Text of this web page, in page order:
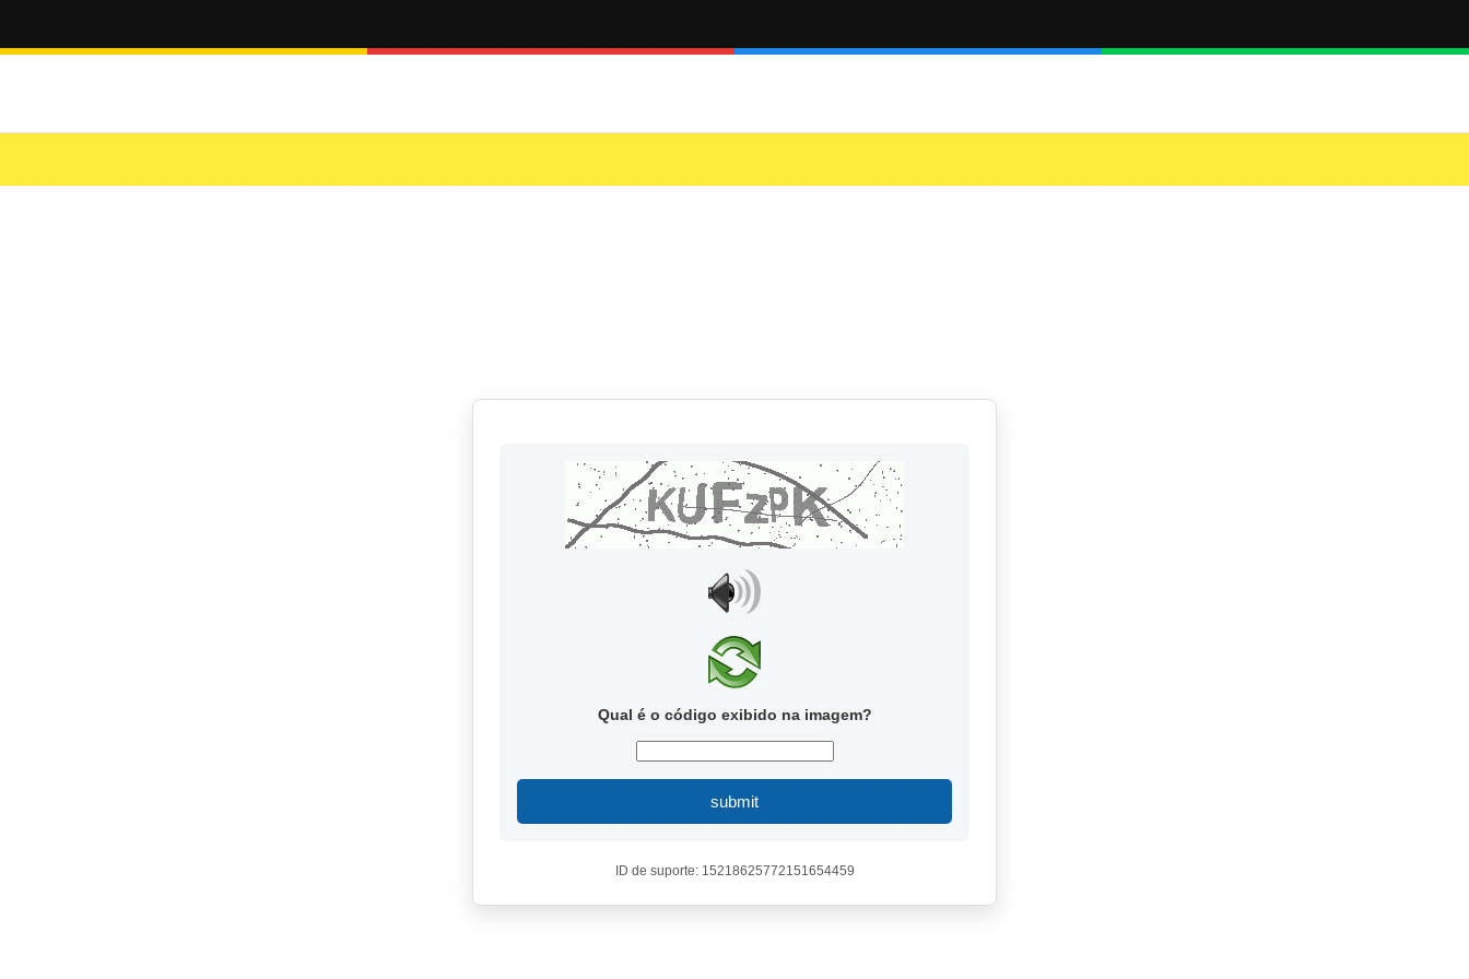
Qual é o código exibido na imagem?
submit
ID de suporte: 15218625772151654459